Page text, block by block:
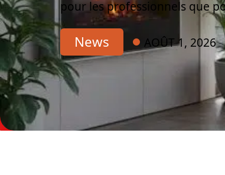
pour les professionnels que
News AOÛT 1, 2026